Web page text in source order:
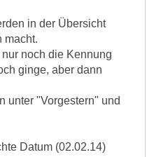
in der Übersicht
macht.
noch die Kennung
ginge, aber dann
unter "Vorgestern" und
Datum (02.02.14)